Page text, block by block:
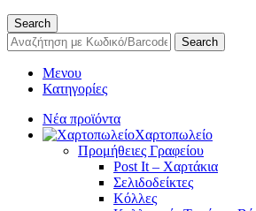
Search
Search
Μενου
Κατηγορίες
Νέα προϊόντα
Χαρτοπωλείο
Προμήθειες Γραφείου
Post It – Χαρτάκια
Σελιδοδείκτες
Κόλλες